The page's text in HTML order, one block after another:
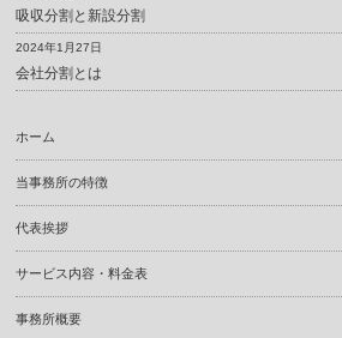
吸収分割と新設分割
2024年1月27日
会社分割とは
ホーム
当事務所の特徴
代表挨拶
サービス内容・料金表
事務所概要